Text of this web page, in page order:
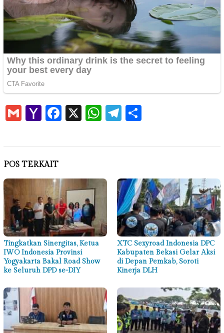
GmailYahoo
Mail
Facebook
X WhatsApp
Telegram
POS TERKAIT
Tingkatkan Sinergitas, Ketua
IWO Indonesia Provinsi
Yogyakarta Bakal Road Show
ke Seluruh DPD se-DIY
XTC Sexyroad Indonesia DPC
Kabupaten Bekasi Gelar Aksi
di Depan Pemkab, Soroti
Kinerja DLH